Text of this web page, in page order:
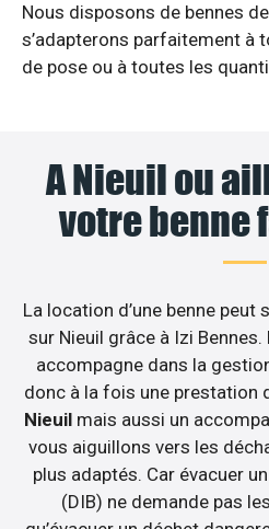
Nous disposons de bennes
s’adapterons parfaitement à
de pose ou à toutes les
A Nieuil ou
votre benne
La location d’une benne peut
sur Nieuil grâce à Izi Bennes.
accompagne dans la
donc à la fois une prestation
Nieuil mais aussi un
vous aiguillons vers les
plus adaptés. Car évacuer
(DIB) ne demande pas